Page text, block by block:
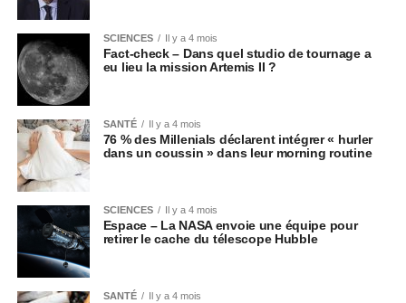
SCIENCES Il y a 4 mois
Fact-check – Dans quel studio de tournage a
eu lieu la mission Artemis II ?
SANTÉ Il y a 4 mois
76 % des Millenials déclarent intégrer « hurler
dans un coussin » dans leur morning routine
SCIENCES Il y a 4 mois
Espace – La NASA envoie une équipe pour
retirer le cache du télescope Hubble
SANTÉ Il y a 4 mois